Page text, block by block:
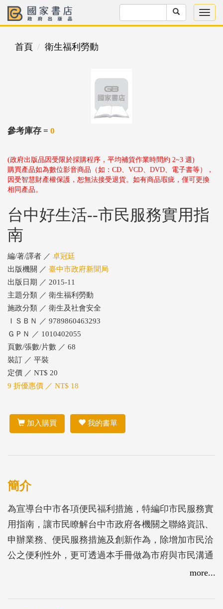
首頁 衛生福利勞動
參考庫存 = 0
(政府出版品因受限於採購程序，平均補貨作業時間約 2~3 週)
購買產品如為數位影音商品（如：CD、VCD、DVD、電子書等），
因受智慧財產權保護，恕無法接受退貨。如有商品瑕疵，僅可更換
相同產品。
台中好生活--市民服務實用指
南
編/著/譯者 ／ 卓冠廷
出版機關 ／ 臺中市政府新聞局
出版日期 ／ 2015-11
主題分類 ／ 衛生福利勞動
施政分類 ／ 衛生及社會安全
ＩＳＢＮ ／ 9789860463293
ＧＰＮ ／ 1010402055
頁數/張數/片數 ／ 68
裝訂 ／ 平裝
定價 ／ NT$ 20
9 折優惠價 ／ NT$ 18
加入購買 我的書單
簡介
為宣導台中市各項便民福利措施，特編印市民服務實
用指南，讓市民瞭解台中市政府各機關之聯絡資訊、
申辦業務、便民服務措施及創新作為，除增加市民洽
公之便利性外，更可透過本手冊做為市府與市民溝通
more...